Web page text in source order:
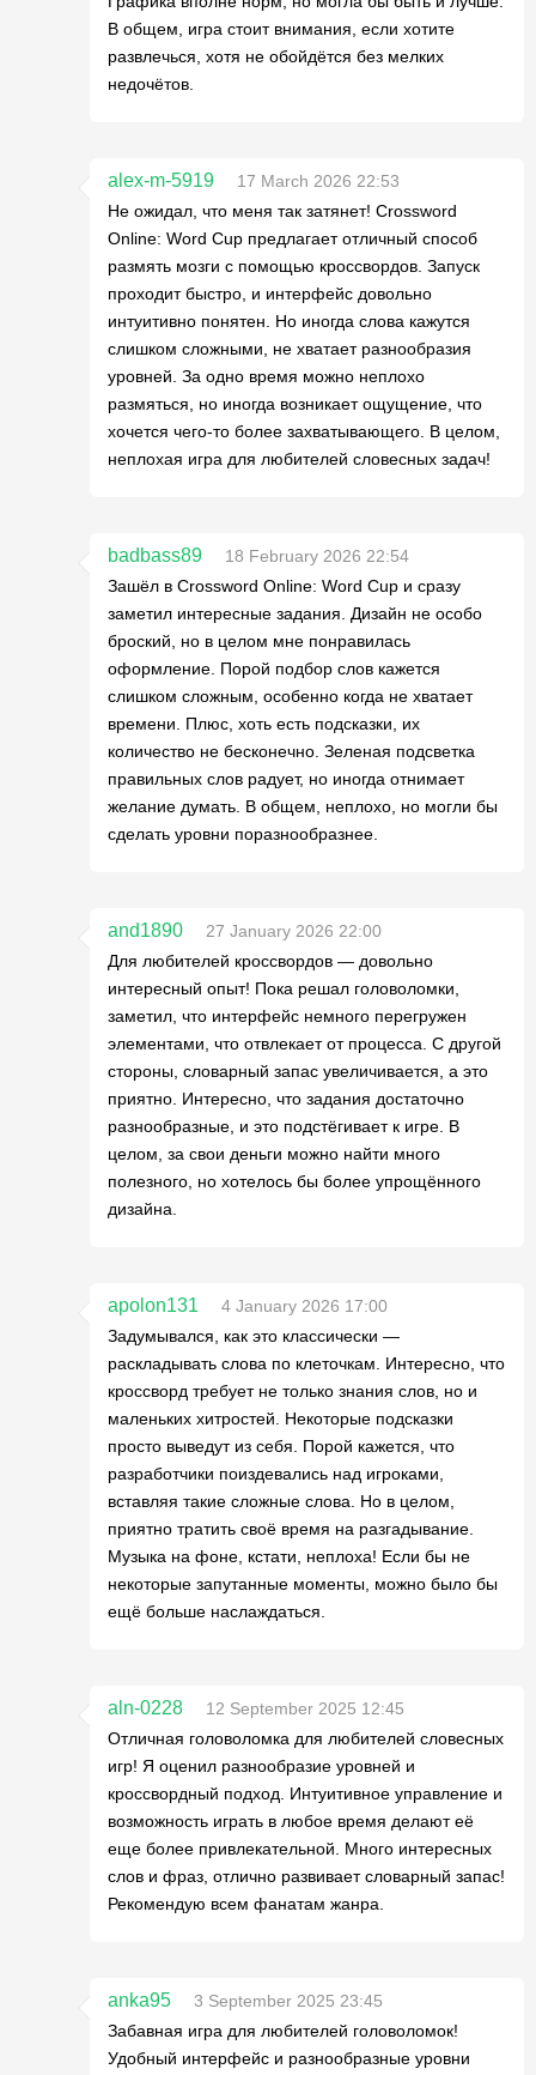
В общем, игра стоит внимания, если хотите
развлечься, хотя не обойдётся без мелких
недочётов.
alex-m-5919
17 March 2026 22:53
Не ожидал, что меня так затянет! Crossword
Online: Word Cup предлагает отличный способ
размять мозги с помощью кроссвордов. Запуск
проходит быстро, и интерфейс довольно
интуитивно понятен. Но иногда слова кажутся
слишком сложными, не хватает разнообразия
уровней. За одно время можно неплохо
размяться, но иногда возникает ощущение, что
хочется чего-то более захватывающего. В целом,
неплохая игра для любителей словесных задач!
badbass89
18 February 2026 22:54
Зашёл в Crossword Online: Word Cup и сразу
заметил интересные задания. Дизайн не особо
броский, но в целом мне понравилась
оформление. Порой подбор слов кажется
слишком сложным, особенно когда не хватает
времени. Плюс, хоть есть подсказки, их
количество не бесконечно. Зеленая подсветка
правильных слов радует, но иногда отнимает
желание думать. В общем, неплохо, но могли бы
сделать уровни поразнообразнее.
and1890
27 January 2026 22:00
Для любителей кроссвордов — довольно
интересный опыт! Пока решал головоломки,
заметил, что интерфейс немного перегружен
элементами, что отвлекает от процесса. С другой
стороны, словарный запас увеличивается, а это
приятно. Интересно, что задания достаточно
разнообразные, и это подстёгивает к игре. В
целом, за свои деньги можно найти много
полезного, но хотелось бы более упрощённого
дизайна.
apolon131
4 January 2026 17:00
Задумывался, как это классически —
раскладывать слова по клеточкам. Интересно, что
кроссворд требует не только знания слов, но и
маленьких хитростей. Некоторые подсказки
просто выведут из себя. Порой кажется, что
разработчики поиздевались над игроками,
вставляя такие сложные слова. Но в целом,
приятно тратить своё время на разгадывание.
Музыка на фоне, кстати, неплоха! Если бы не
некоторые запутанные моменты, можно было бы
ещё больше наслаждаться.
aln-0228
12 September 2025 12:45
Отличная головоломка для любителей словесных
игр! Я оценил разнообразие уровней и
кроссвордный подход. Интуитивное управление и
возможность играть в любое время делают её
еще более привлекательной. Много интересных
слов и фраз, отлично развивает словарный запас!
Рекомендую всем фанатам жанра.
anka95
3 September 2025 23:45
Забавная игра для любителей головоломок!
Удобный интерфейс и разнообразные уровни